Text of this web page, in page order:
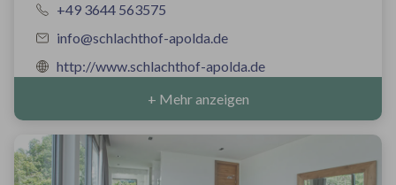
+49 3644 563575
info@schlachthof-apolda.de
http://www.schlachthof-apolda.de
+ Mehr anzeigen